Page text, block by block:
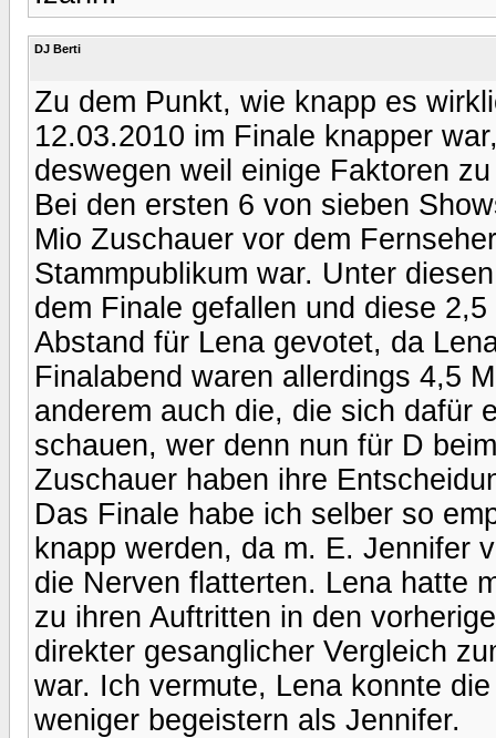
DJ Berti
Zu dem Punkt, wie knapp es
12.03.2010 im Finale knapper
deswegen weil einige Faktoren
Bei den ersten 6 von sieben
Mio Zuschauer vor dem
Stammpublikum war. Unter
dem Finale gefallen und diese
Abstand für Lena gevotet, da
Finalabend waren allerdings 4,5
anderem auch die, die sich dafür
schauen, wer denn nun für D
Zuschauer haben ihre
Das Finale habe ich selber so
knapp werden, da m. E. Jennifer
die Nerven flatterten. Lena hatte
zu ihren Auftritten in den
direkter gesanglicher Vergleich
war. Ich vermute, Lena konnte
weniger begeistern als Jennifer.